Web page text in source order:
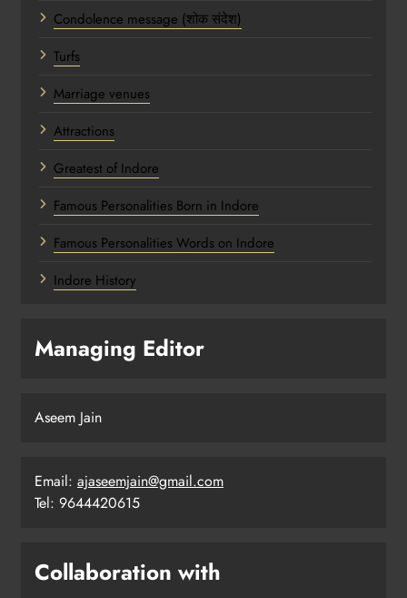
Condolence message (शोक संदेश)
Turfs
Marriage venues
Attractions
Greatest of Indore
Famous Personalities Born in Indore
Famous Personalities Words on Indore
Indore History
Managing Editor
Aseem Jain
Email: ajaseemjain@gmail.com
Tel: 9644420615
Collaboration with